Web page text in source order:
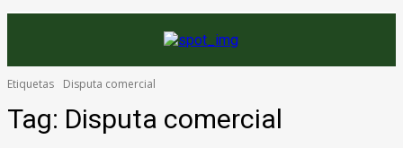
Etiquetas Disputa comercial
Tag: Disputa comercial